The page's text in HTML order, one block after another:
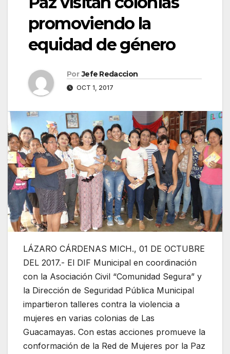
promoviendo la
equidad de género
Por Jefe Redaccion
OCT 1, 2017
LÁZARO CÁRDENAS MICH., 01 DE OCTUBRE
DEL 2017.- El DIF Municipal en coordinación
con la Asociación Civil “Comunidad Segura” y
la Dirección de Seguridad Pública Municipal
impartieron talleres contra la violencia a
mujeres en varias colonias de Las
Guacamayas. Con estas acciones promueve la
conformación de la Red de Mujeres por la Paz